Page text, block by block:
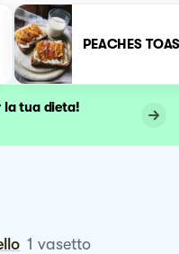
PEACHES
la tua dieta!
1 vasetto